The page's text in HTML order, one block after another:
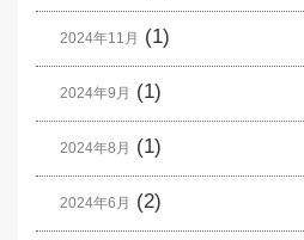
2024年11月 (1)
2024年9月 (1)
2024年8月 (1)
2024年6月 (2)